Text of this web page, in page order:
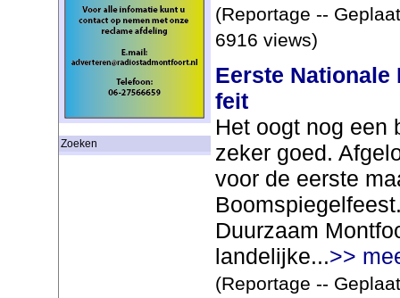
Zoeken
(Reportage --
6916 views)
Eerste Nationale
feit
Het oogt nog een
zeker goed.
voor de eerste
Duurzaam
landelijke...>>
(Reportage --